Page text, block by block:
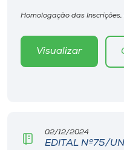
Homologação das
Visualizar
02/12/2024
EDITAL Nº75/